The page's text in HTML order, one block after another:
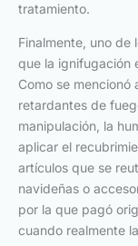
tratamiento.
Finalmente, uno de
que la ignifugación
Como se mencionó
retardantes de
manipulación, la
aplicar el
artículos que se
navideñas o
por la que pagó
cuando realmente